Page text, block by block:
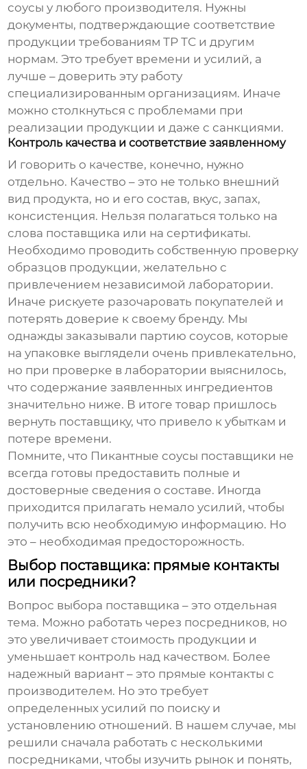
соусы у любого производителя. Нужны
документы, подтверждающие соответствие
продукции требованиям ТР ТС и другим
нормам. Это требует времени и усилий, а
лучше – доверить эту работу
специализированным организациям. Иначе
можно столкнуться с проблемами при
реализации продукции и даже с санкциями.
Контроль качества и соответствие заявленному
И говорить о качестве, конечно, нужно
отдельно. Качество – это не только внешний
вид продукта, но и его состав, вкус, запах,
консистенция. Нельзя полагаться только на
слова поставщика или на сертификаты.
Необходимо проводить собственную проверку
образцов продукции, желательно с
привлечением независимой лаборатории.
Иначе рискуете разочаровать покупателей и
потерять доверие к своему бренду. Мы
однажды заказывали партию соусов, которые
на упаковке выглядели очень привлекательно,
но при проверке в лаборатории выяснилось,
что содержание заявленных ингредиентов
значительно ниже. В итоге товар пришлось
вернуть поставщику, что привело к убыткам и
потере времени.
Помните, что Пикантные соусы поставщики не
всегда готовы предоставить полные и
достоверные сведения о составе. Иногда
приходится прилагать немало усилий, чтобы
получить всю необходимую информацию. Но
это – необходимая предосторожность.
Выбор поставщика: прямые контакты
или посредники?
Вопрос выбора поставщика – это отдельная
тема. Можно работать через посредников, но
это увеличивает стоимость продукции и
уменьшает контроль над качеством. Более
надежный вариант – это прямые контакты с
производителем. Но это требует
определенных усилий по поиску и
установлению отношений. В нашем случае, мы
решили сначала работать с несколькими
посредниками, чтобы изучить рынок и понять,